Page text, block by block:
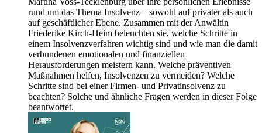
rund um das Thema Insolvenz – sowohl auf privater als auch
auf geschäftlicher Ebene. Zusammen mit der Anwältin
Friederike Kirch-Heim beleuchten sie, welche Schritte in
einem Insolvenzverfahren wichtig sind und wie man die damit
verbundenen emotionalen und finanziellen
Herausforderungen meistern kann. Welche präventiven
Maßnahmen helfen, Insolvenzen zu vermeiden? Welche
Schritte sind bei einer Firmen- und Privatinsolvenz zu
beachten? Solche und ähnliche Fragen werden in dieser Folge
beantwortet.